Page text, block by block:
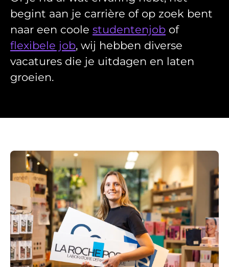
begint aan je carrière of op zoek bent
naar een coole studentenjob of
flexibele job, wij hebben diverse
vacatures die je uitdagen en laten
groeien.